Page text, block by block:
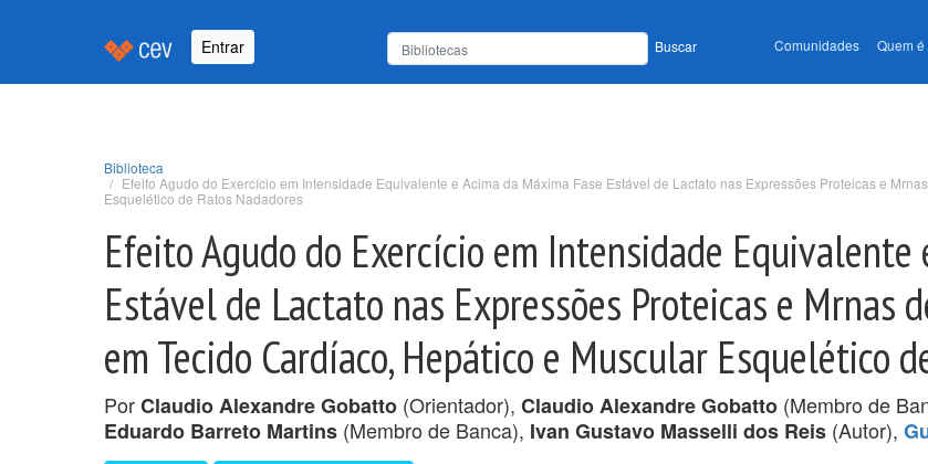
Entrar Buscar Comunidades Quem é
Biblioteca
Efeito Agudo do Exercício em Intensidade Equivalente e Acima da Máxima Fase Estável de Lactato nas Expressões Proteicas e
Esquelético de Ratos Nadadores
Efeito Agudo do Exercício em Intensidade Equivalente
Estável de Lactato nas Expressões Proteicas e Mrnas
em Tecido Cardíaco, Hepático e Muscular Esquelético
PorClaudio Alexandre Gobatto (Orientador), Claudio Alexandre Gobatto (Membro de
Eduardo Barreto Martins (Membro de Banca), Ivan Gustavo Masselli dos Reis (Autor),